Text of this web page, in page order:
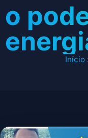
o
Início